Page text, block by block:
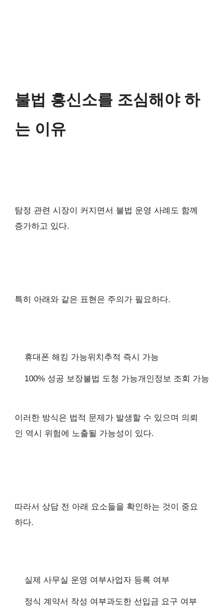
불법 흥신소를 조심해야 하
는 이유
탐정 관련 시장이 커지면서 불법 운영 사례도 함께
증가하고 있다.
특히 아래와 같은 표현은 주의가 필요하다.
휴대폰 해킹 가능위치추적 즉시 가능
100% 성공 보장불법 도청 가능개인정보 조회 가능
이러한 방식은 법적 문제가 발생할 수 있으며 의뢰
인 역시 위험에 노출될 가능성이 있다.
따라서 상담 전 아래 요소들을 확인하는 것이 중요
하다.
실제 사무실 운영 여부사업자 등록 여부
정식 계약서 작성 여부과도한 선입금 요구 여부